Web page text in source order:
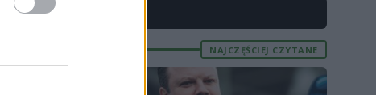
NAJCZĘŚCIEJ CZYTANE